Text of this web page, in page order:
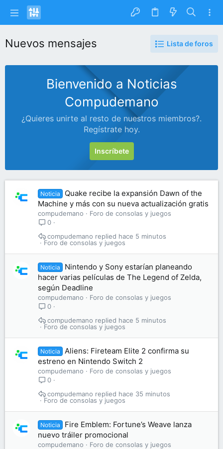
Nuevos mensajes Lista de foros
Bienvenido a Noticias
Compudemano
¿Quieres unirte al resto de nuestros miembros?.
Regístrate hoy.
Inscríbete
Noticia
Quake recibe la expansión Dawn of the
Machine y más con su nueva actualización gratis
compudemano
Foro de consolas y juegos
0
Foro de consolas y juegos
hace 5 minutos
compudemano
Noticia
Nintendo y Sony estarían planeando
hacer varias películas de The Legend of Zelda,
según Deadline
compudemano
Foro de consolas y juegos
0
Foro de consolas y juegos
hace 5 minutos
compudemano
Noticia
Aliens: Fireteam Elite 2 confirma su
estreno en Nintendo Switch 2
compudemano
Foro de consolas y juegos
0
Foro de consolas y juegos
hace 35 minutos
compudemano
Noticia
Fire Emblem: Fortune’s Weave lanza
nuevo tráiler promocional
compudemano
Foro de consolas y juegos